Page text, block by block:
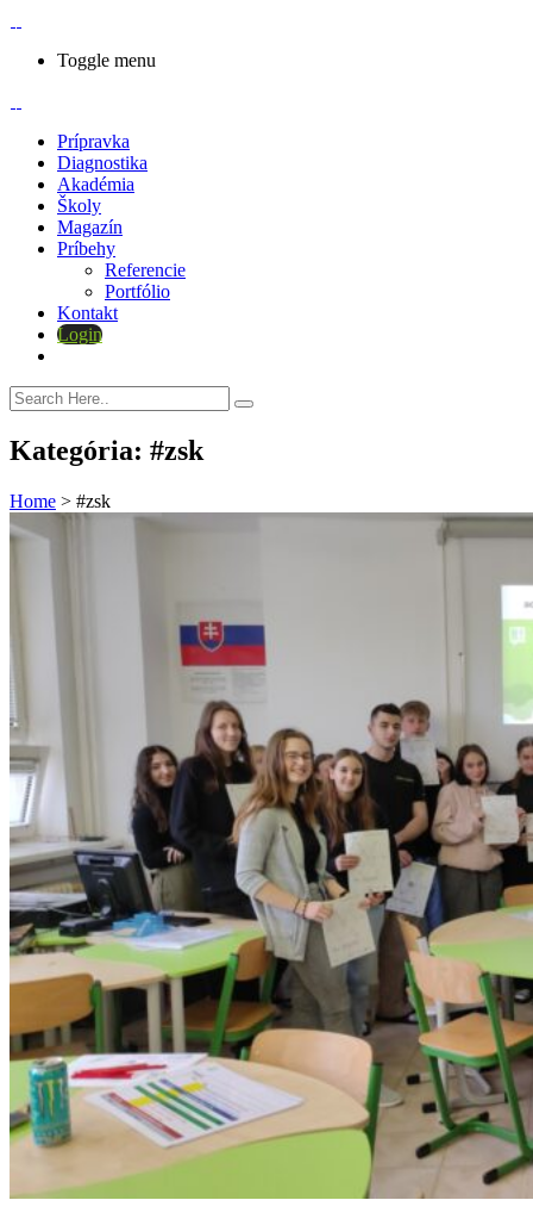
Toggle menu
Prípravka
Diagnostika
Akadémia
Školy
Magazín
Príbehy
Referencie
Portfólio
Kontakt
Login
Kategória: #zsk
Home > #zsk